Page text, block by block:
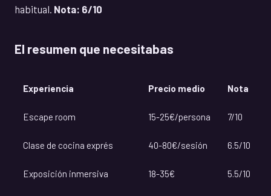
habitual. Nota: 6/10
El resumen que necesitabas
Experiencia Precio medio Nota
Escape room 15-25€/persona 7/10
Clase de cocina exprés 40-80€/sesión 6.5/10
Exposición inmersiva 18-35€ 5.5/10